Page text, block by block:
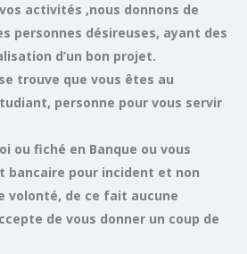
activités ,nous donnons de
personnes désireuses, ayant des
d’un bon projet.
trouve que vous êtes au
personne pour vous servir
ou fiché en Banque ou vous
bancaire pour incident et non
volonté, de ce fait aucune
de vous donner un coup de